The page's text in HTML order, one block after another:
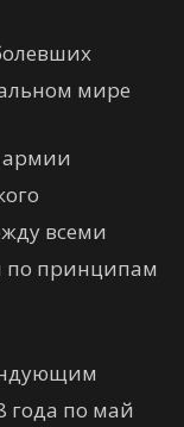
мире
армии
всеми
по принципам
года по май